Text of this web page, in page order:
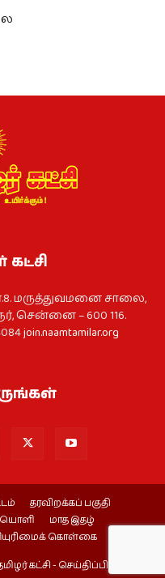
கட்சி
மருத்துவமனை சாலை,
சென்னை – 600 116.
join.naamtamilar.org
தரவிறக்கப் பகுதி
மாத இதழ்
கொள்கை
கட்சி - செய்திப்பிரிவு